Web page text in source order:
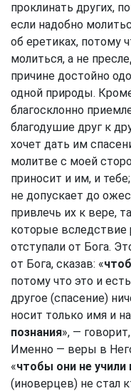
проклинать других,
если надобно
об еретиках, потому
молиться, а не
причине достойно
одной природы.
благосклонно
благодушие друг к
хочет дать им
молитве с моей
приносит и им, и
не допускает до
привлечь их к вере,
которые
отступали от Бога.
от Бога, сказав: «
потому что это и
другое (спасение)
носит только имя и
познания», —
Именно — веры в
«чтобы они не учили
(иноверцев) не стал